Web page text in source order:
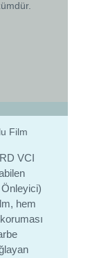
Film
VCI
hem